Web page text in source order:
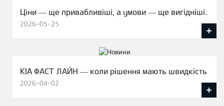
Ціни — ще привабливіші, а умови — ще вигідніші.
2026-05-25
KIA ФАСТ ЛАЙН — коли рішення мають швидкість
2026-04-02